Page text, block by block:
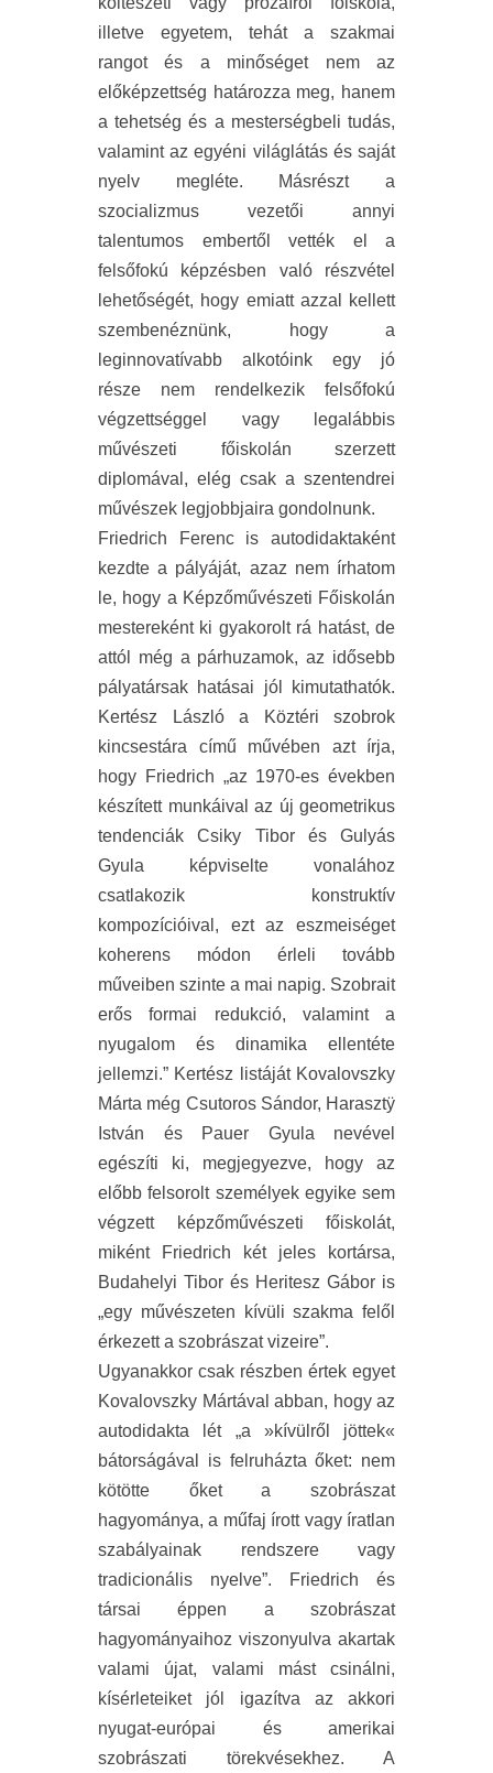
illetve egyetem, tehát a szakmai
rangot és a minőséget nem az
előképzettség határozza meg, hanem
a tehetség és a mesterségbeli tudás,
valamint az egyéni világlátás és saját
nyelv megléte. Másrészt a
szocializmus vezetői annyi
talentumos embertől vették el a
felsőfokú képzésben való részvétel
lehetőségét, hogy emiatt azzal kellett
szembenéznünk, hogy a
leginnovatívabb alkotóink egy jó
része nem rendelkezik felsőfokú
végzettséggel vagy legalábbis
művészeti főiskolán szerzett
diplomával, elég csak a szentendrei
művészek legjobbjaira gondolnunk.
Friedrich Ferenc is autodidaktaként
kezdte a pályáját, azaz nem írhatom
le, hogy a Képzőművészeti Főiskolán
mestereként ki gyakorolt rá hatást, de
attól még a párhuzamok, az idősebb
pályatársak hatásai jól kimutathatók.
Kertész László a
Köztéri szobrok
kincsestára című művében azt írja,
hogy Friedrich „az 1970-es években
készített munkáival az új geometrikus
tendenciák Csiky Tibor és Gulyás
Gyula képviselte vonalához
csatlakozik konstruktív
kompozícióival, ezt az eszmeiséget
koherens módon érleli tovább
műveiben szinte a mai napig. Szobrait
erős formai redukció, valamint a
nyugalom és dinamika ellentéte
jellemzi.” Kertész listáját Kovalovszky
Márta még Csutoros Sándor, Harasztÿ
István és Pauer Gyula nevével
egészíti ki, megjegyezve, hogy az
előbb felsorolt személyek egyike sem
végzett képzőművészeti főiskolát,
miként Friedrich két jeles kortársa,
Budahelyi Tibor és Heritesz Gábor is
„egy művészeten kívüli szakma felől
érkezett a szobrászat vizeire”.
Ugyanakkor csak részben értek egyet
Kovalovszky Mártával abban, hogy az
autodidakta lét „a »kívülről jöttek«
bátorságával is felruházta őket: nem
kötötte őket a szobrászat
hagyománya, a műfaj írott vagy íratlan
szabályainak rendszere vagy
tradicionális nyelve”. Friedrich és
társai éppen a szobrászat
hagyományaihoz viszonyulva akartak
valami újat, valami mást csinálni,
kísérleteiket jól igazítva az akkori
nyugat-európai és amerikai
szobrászati törekvésekhez. A